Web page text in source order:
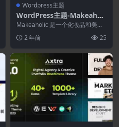
Wordpress主题
WordPress主题-Makeaholi
c 1.7.0–美容化妆品WordPre
ss主题
Makeaholic 是一个化妆品和美
2 年前 25